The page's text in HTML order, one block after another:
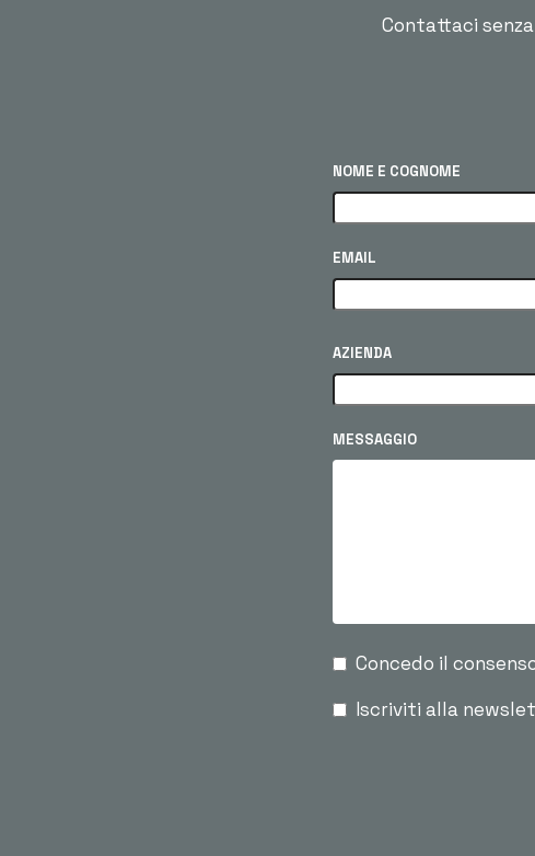
Contattaci
NOME E COGNOME
EMAIL
AZIENDA
MESSAGGIO
Concedo il
Iscriviti alla